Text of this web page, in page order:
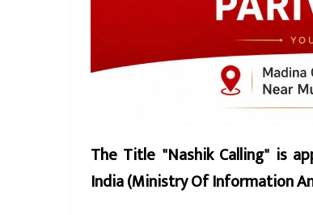
The Title "Nashik Calling" is
India (Ministry Of Information